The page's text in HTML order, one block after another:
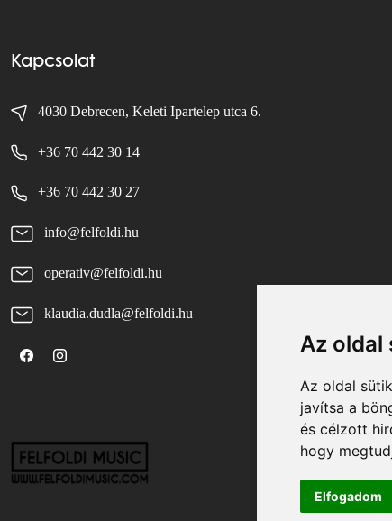
Az oldal
Az oldal
javítsa a
és célzott
hogy
Elfogadom
Kapcsolat
4030 Debrecen, Keleti Ipartelep utca 6.
+36 70 442 30 14
+36 70 442 30 27
info@felfoldi.hu
operativ@felfoldi.hu
klaudia.dudla@felfoldi.hu